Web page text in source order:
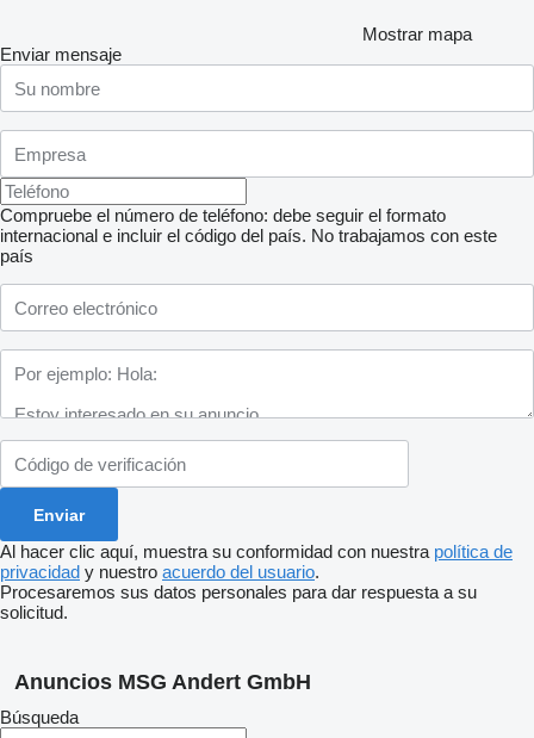
Mostrar mapa
Enviar mensaje
Compruebe el número de teléfono: debe seguir el formato
internacional e incluir el código del país. No trabajamos con este
país
Al hacer clic aquí, muestra su conformidad con nuestra política de
privacidad y nuestro acuerdo del usuario.
Procesaremos sus datos personales para dar respuesta a su
solicitud.
Anuncios MSG Andert GmbH
Búsqueda